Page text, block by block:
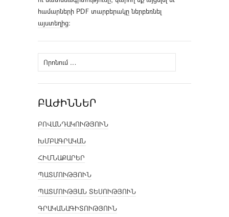
համարների PDF տարբերակը ներբեռնել
այստեղից։
Որոնել՝
ԲԱԺԻՆՆԵՐ
ԲՈՎԱՆԴԱԿՈՒԹՅՈՒՆ
ԽՄԲԱԳՐԱԿԱՆ
ՀԻՄՆԱՔԱՐԵՐ
ՊԱՏՄՈՒԹՅՈՒՆ
ՊԱՏՄՈՒԹՅԱՆ ՏԵՍՈՒԹՅՈՒՆ
ԳՐԱԿԱՆԱԳԻՏՈՒԹՅՈՒՆ